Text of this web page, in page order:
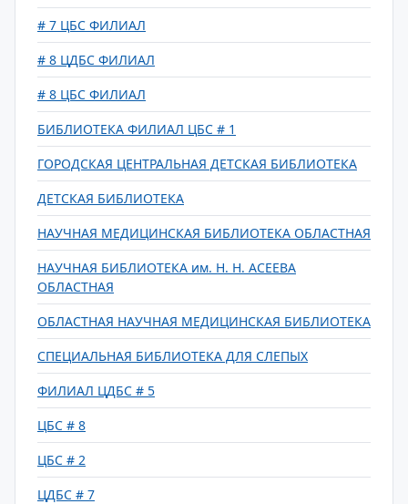
# 7 ЦБС ФИЛИАЛ
# 8 ЦДБС ФИЛИАЛ
# 8 ЦБС ФИЛИАЛ
БИБЛИОТЕКА ФИЛИАЛ ЦБС # 1
ГОРОДСКАЯ ЦЕНТРАЛЬНАЯ ДЕТСКАЯ БИБЛИОТЕКА
ДЕТСКАЯ БИБЛИОТЕКА
НАУЧНАЯ МЕДИЦИНСКАЯ БИБЛИОТЕКА ОБЛАСТНАЯ
НАУЧНАЯ БИБЛИОТЕКА им. Н. Н. АСЕЕВА
ОБЛАСТНАЯ
ОБЛАСТНАЯ НАУЧНАЯ МЕДИЦИНСКАЯ БИБЛИОТЕКА
СПЕЦИАЛЬНАЯ БИБЛИОТЕКА ДЛЯ СЛЕПЫХ
ФИЛИАЛ ЦДБС # 5
ЦБС # 8
ЦБС # 2
ЦДБС # 7